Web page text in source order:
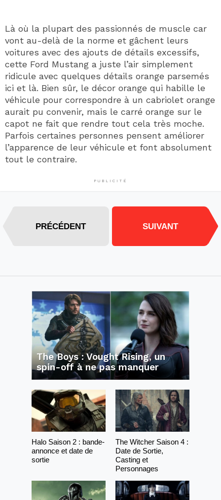
Là où la plupart des passionnés de muscle car
vont au-delà de la norme et gâchent leurs
voitures avec des ajouts de détails excessifs,
cette Ford Mustang a juste l’air simplement
ridicule avec quelques détails orange parsemés
ici et là. Bien sûr, le décor orange qui habille le
véhicule pour correspondre à un cabriolet orange
aurait pu convenir, mais le carré orange sur le
capot ne fait que rendre tout cela très moche.
Parfois certaines personnes pensent améliorer
l’apparence de leur véhicule et font absolument
tout le contraire.
PUBLICITÉ
PRÉCÉDENT SUIVANT
The Boys : Vought Rising, un
spin-off à ne pas manquer
Halo Saison 2 : bande-
annonce et date de
sortie
The Witcher Saison 4 :
Date de Sortie,
Casting et
Personnages